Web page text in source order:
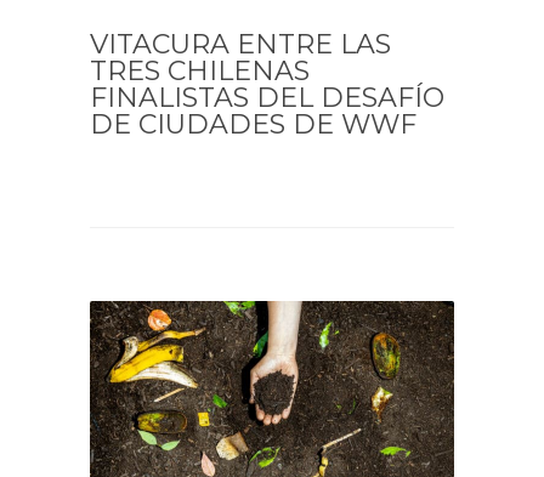
VITACURA ENTRE LAS
TRES CHILENAS
FINALISTAS DEL DESAFÍO
DE CIUDADES DE WWF